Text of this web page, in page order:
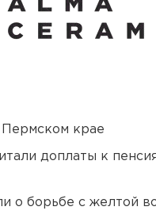
крае
доплаты к
о борьбе с желтой